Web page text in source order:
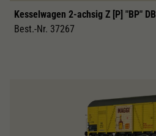
Kesselwagen 2-achsig Z [P] "BP" DB
Best.-Nr. 37267